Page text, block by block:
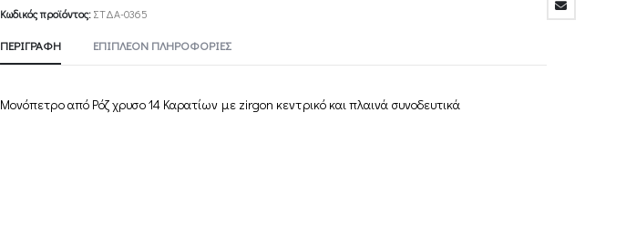
Κωδικός προϊόντος:ΣΤΔΑ-0365
ΠΕΡΙΓΡΑΦΉ ΕΠΙΠΛΈΟΝ ΠΛΗΡΟΦΟΡΊΕΣ
Μονόπετρο από Ρόζ χρυσο 14 Καρατίων με zirgon κεντρικό και πλαινά συνοδευτικά